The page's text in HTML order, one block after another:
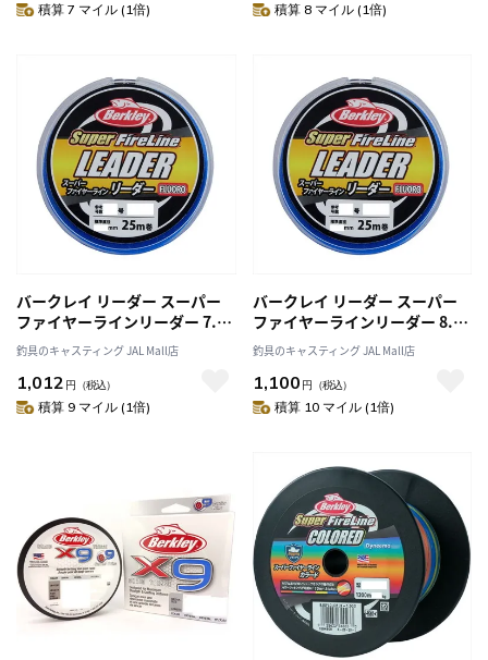
積算 7 マイル (1倍) 積算 8 マイル (1倍)
バークレイ リーダー スーパー
ファイヤーラインリーダー 7.0
号/25LB 25M CLR クリア
釣具のキャスティング JAL Mall店
1,012 円 （税込）
積算 9 マイル (1倍)
バークレイ リーダー スーパー
ファイヤーラインリーダー 8.0
号/30LB 25M CLR クリア
釣具のキャスティング JAL Mall店
1,100 円 （税込）
積算 10 マイル (1倍)